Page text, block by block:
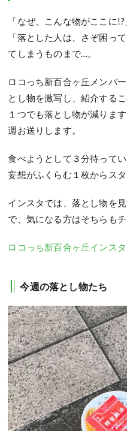
「なぜ、こんな物がここに
「落とした人は、さぞ困っ
てしまうものまで…。
ロコっち新百合ヶ丘メンバ
とし物を激写し、紹介するこ
１つでも落とし物が減りま
週お送りします。
食べようとして３分待って
妄想がふくらむ１枚からスタ
インスタでは、落とし物を
で、気になる方はそちらも
ロコっち新百合ヶ丘インス
今週の落とし物たち